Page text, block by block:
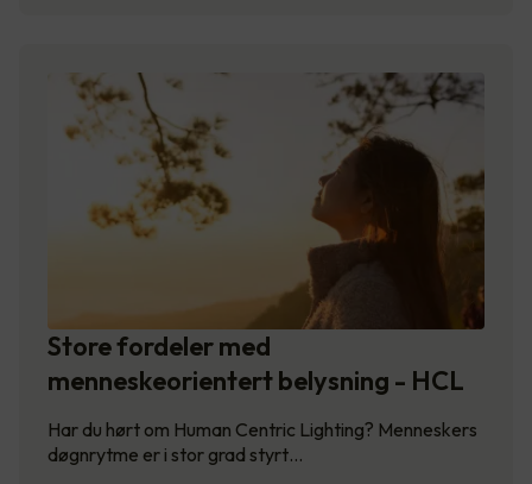
Store fordeler med
menneskeorientert belysning - HCL
Har du hørt om Human Centric Lighting? Menneskers
døgnrytme er i stor grad styrt…